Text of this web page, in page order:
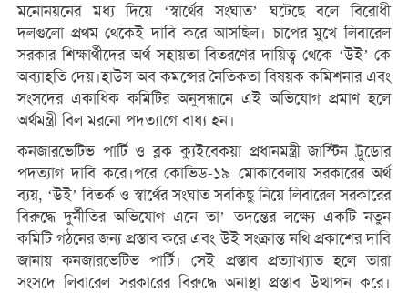
মনোনয়নের মধ্য দিয়ে ‘স্বার্থের সংঘাত’ ঘটেছে বলে বিরোধী
দলগুলো প্রথম থেকেই দাবি করে আসছিল। চাপের মুখে লিবারেল
সরকার শিক্ষার্থীদের অর্থ সহায়তা বিতরণের দায়িত্ব থেকে ‘উই’-কে
অব্যাহতি দেয়।হাউস অব কমন্সের নৈতিকতা বিষয়ক কমিশনার এবং
সংসদের একাধিক কমিটির অনুসন্ধানে এই অভিযোগ প্রমাণ হলে
অর্থমন্ত্রী বিল মরনো পদত্যাগে বাধ্য হন।
কনজারভেটিভ পার্টি ও ব্লক ক্যুইবেকয়া প্রধানমন্ত্রী জাস্টিন ট্রুডোর
পদত্যাগ দাবি করে।পরে কোভিড-১৯ মোকাবেলায় সরকারের অর্থ
ব্যয়, ‘উই’ বিতর্ক ও স্বার্থের সংঘাত সবকিছু নিয়ে লিবারেল সরকারের
বিরুদ্ধে দুর্নীতির অভিযোগ এনে তা’ তদন্তের লক্ষ্যে একটি নতুন
কমিটি গঠনের জন্য প্রস্তাব করে এবং উই সংক্রান্ত নথি প্রকাশের দাবি
জানায় কনজারভেটিভ পার্টি। সেই প্রস্তাব প্রত্যাখ্যাত হলে তারা
সংসদে লিবারেল সরকারের বিরুদ্ধে অনাস্থা প্রস্তাব উত্থাপন করে।